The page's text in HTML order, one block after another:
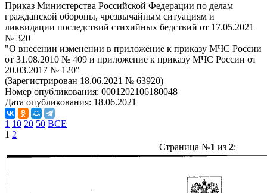
Приказ Министерства Российской Федерации по делам
гражданской обороны, чрезвычайным ситуациям и
ликвидации последствий стихийных бедствий от 17.05.2021
№ 320
"О внесении изменении в приложение к приказу МЧС России
от 31.08.2010 № 409 и приложение к приказу МЧС России от
20.03.2017 № 120"
(Зарегистрирован 18.06.2021 № 63920)
Номер опубликования: 0001202106180048
Дата опубликования: 18.06.2021
1 10 20 50 ВСЕ
1 2
Страница №1 из 2: